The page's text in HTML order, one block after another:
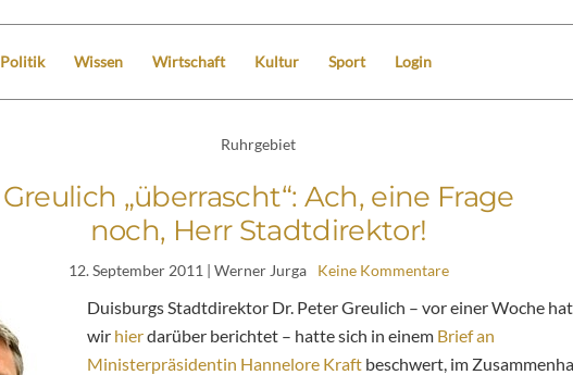
Politik Wissen Wirtschaft Kultur Sport Login
Ruhrgebiet
Greulich „überrascht“: Ach, eine Frage
noch, Herr Stadtdirektor!
12. September 2011 | Werner Jurga Keine Kommentare
Duisburgs Stadtdirektor Dr. Peter Greulich – vor einer Woche
wir hierdarüber berichtet – hatte sich in einem Brief an
Ministerpräsidentin Hannelore Kraft beschwert, im